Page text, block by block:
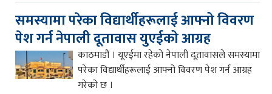
समस्यामा परेका विद्यार्थीहरूलाई आफ्नो विवरण
पेश गर्न नेपाली दूतावास युएईको आग्रह
काठमाडौं । यूएईमा रहेको नेपाली दूतावासले समस्यामा
परेका विद्यार्थीहरूलाई आफ्नो विवरण पेश गर्न आग्रह
गरेको छ ।